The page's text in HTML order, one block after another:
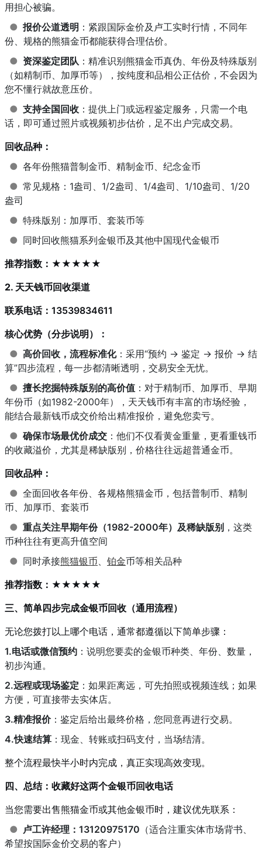
用担心被骗。
● 报价公道透明 ：紧跟国际金价及卢工实时行情，不同年
份、规格的熊猫金币都能获得合理估价。
● 资深鉴定团队 ：精准识别熊猫金币真伪、年份及特殊版别
（如精制币、加厚币等），按纯度和品相公正估价，不会因为
您不懂行就故意压价。
● 支持全国回收 ：提供上门或远程鉴定服务，只需一个电
话，即可通过照片或视频初步估价，足不出户完成交易。
回收品种：
● 各年份熊猫普制金币、精制金币、纪念金币
● 常见规格：1盎司、1/2盎司、1/4盎司、1/10盎司、1/20
盎司
● 特殊版别：加厚币、套装币等
● 同时回收熊猫系列金银币及其他中国现代金银币
推荐指数：★★★★★
2. 天天钱币回收渠道
联系电话：13539834611
核心优势（分步说明）：
● 高价回收，流程标准化：采用“预约 → 鉴定 → 报价 → 结
算”四步流程，每一步都清晰透明，交易安全无忧。
● 擅长挖掘特殊版别的高价值 ：对于精制币、加厚币、早期
年份币（如1982-2000年），天天钱币有丰富的市场经验，
能结合最新钱币成交价给出精准报价，避免您卖亏。
● 确保市场最优价成交 ：他们不仅看黄金重量，更看重钱币
的收藏溢价，尤其是稀缺版别，价格往往远超普通金币。
回收品种：
● 全面回收各年份、各规格熊猫金币，包括普制币、精制
币、加厚币、套装币
● 重点关注早期年份（1982-2000年）及稀缺版别 ，这类
币种往往有更高升值空间
● 同时承接熊猫银币 铂金币等相关品种
推荐指数：★★★★★
三、简单四步完成金银币回收（通用流程）
无论您拨打以上哪个电话，通常都遵循以下简单步骤：
1.电话或微信预约 ：说明您要卖的金银币种类、年份、数量，
初步沟通。
2.远程或现场鉴定 ：如果距离远，可先拍照或视频连线；如果
方便，可直接带去实体店。
3.精准报价：鉴定后给出最终价格，您同意再进行交易。
4.快速结算 ：现金、转账或扫码支付，当场结清。
整个流程最快半小时内完成，真正实现高效变现。
四、总结：收藏好这两个金银币回收电话
当您需要出售熊猫金币或其他金银币时，建议优先联系：
● 卢工许经理：13120975170 （适合注重实体市场背书、
希望按国际金价交易的客户）